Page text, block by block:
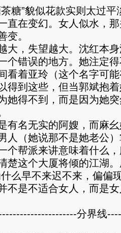
”貌似花款实则太过平
直在变幻。女人似水，
变。
，失望越大。沈红本身
个错误的地方。她注定
看着亚玲（这个名字可
得到这些，但当郭斌抱
她得不到，而是因为她
名无实的阿嫂，而麻幺
人（她说那不是她老公
个帮派来讲意味着什么
楚这个大厦将倾的江湖
么早不来迟不来，偏偏
是不适合女人，而是女
分界线